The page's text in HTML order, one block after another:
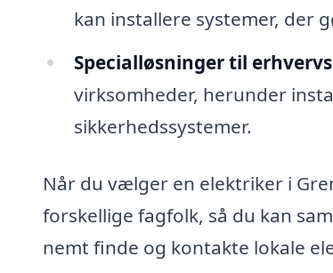
kan installere systemer, der
Specialløsninger til
virksomheder, herunder
sikkerhedssystemer.
Når du vælger en elektriker i
forskellige fagfolk, så du kan
nemt finde og kontakte lokale